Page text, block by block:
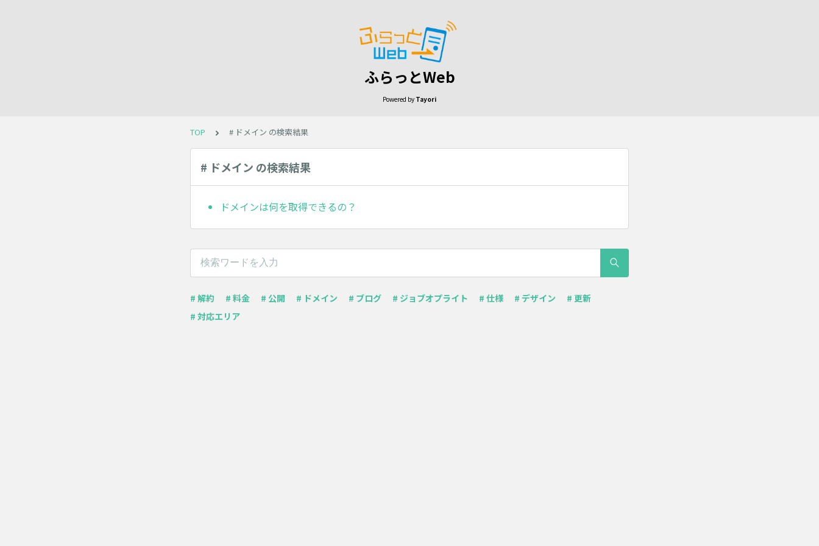
ふらっとWeb
Powered by Tayori
TOP # ドメイン の検索結果
# ドメイン の検索結果
ドメインは何を取得できるの？
# 解約 # 料金 # 公開 # ドメイン # ブログ # ジョブオプライト # 仕様 # デザイン
# 更新
# 対応エリア